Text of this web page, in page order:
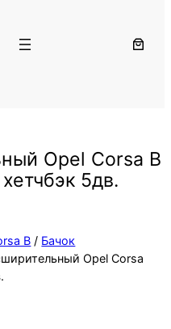
Opel Corsa B
5дв.
B / Бачок
Opel Corsa